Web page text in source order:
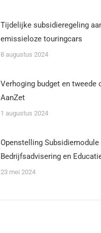
Tijdelijke subsidieregeling
emissieloze touringcars
8 augustus 2024
Verhoging budget en tweede
AanZet
1 augustus 2024
Openstelling
Bedrijfsadvisering en
23 mei 2024